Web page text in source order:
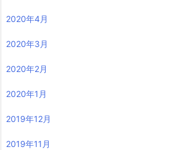
2020年4月
2020年3月
2020年2月
2020年1月
2019年12月
2019年11月